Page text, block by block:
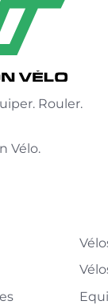
Rouler.
Vélo.